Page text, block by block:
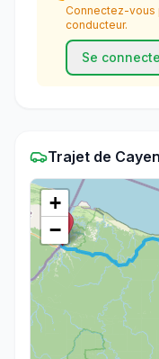
Connectez-vous
conducteur.
Se
Trajet de
+
−